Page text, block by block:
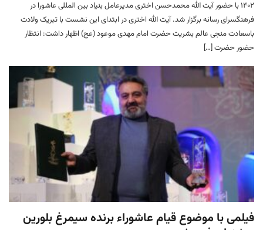
۱۴۰۲ با حضور آیت الله محمدحسن اختری مدیرعامل بنیاد بین المللی عاشورا در
فرهنگسرای رسانه برگزار شد. آیت الله اختری در ابتدای این نشست با تبریک ولادت
باسعادت منجی عالم بشریت حضرت امام مهدی موعود (عج) اظهار داشت: انتظار
حضور حضرت […]
فیلمی با موضوع قیام عاشوراء برنده سیمرغ بلورین